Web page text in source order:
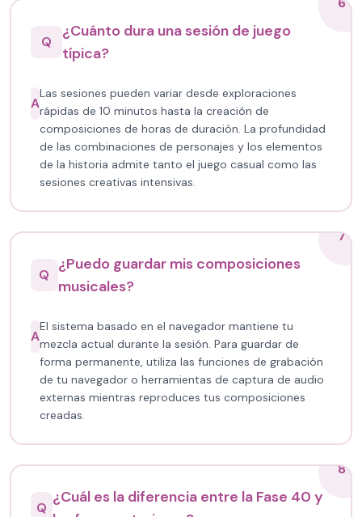
Q
¿Cuánto dura una sesión de juego
típica?
A
Las sesiones pueden variar desde exploraciones
rápidas de 10 minutos hasta la creación de
composiciones de horas de duración. La profundidad
de las combinaciones de personajes y los elementos
de la historia admite tanto el juego casual como las
sesiones creativas intensivas.
7
Q
¿Puedo guardar mis composiciones
musicales?
A
El sistema basado en el navegador mantiene tu
mezcla actual durante la sesión. Para guardar de
forma permanente, utiliza las funciones de grabación
de tu navegador o herramientas de captura de audio
externas mientras reproduces tus composiciones
creadas.
8
Q
¿Cuál es la diferencia entre la Fase 40 y